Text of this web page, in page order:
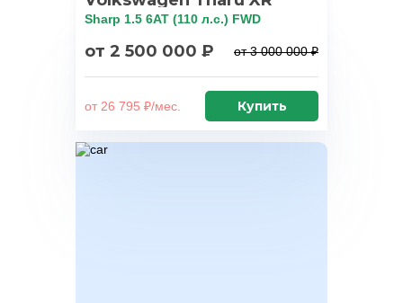
Sharp 1.5 6AT (110 л.с.) FWD
от 2 500 000 ₽ от 3 000 000 ₽
от 26 795 ₽/мес. Купить